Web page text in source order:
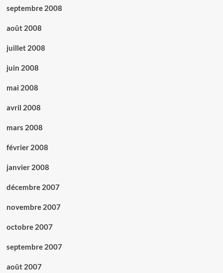
septembre 2008
août 2008
juillet 2008
juin 2008
mai 2008
avril 2008
mars 2008
février 2008
janvier 2008
décembre 2007
novembre 2007
octobre 2007
septembre 2007
août 2007